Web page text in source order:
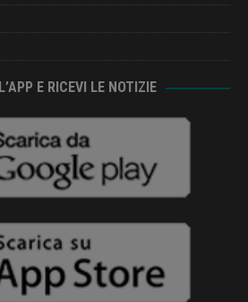
E RICEVI LE NOTIZIE